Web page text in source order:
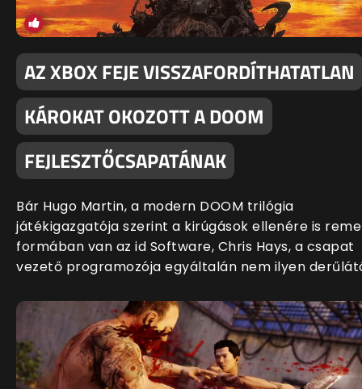
AZ XBOX FEJE VISSZAFORDÍTHATATLAN
KÁROKAT OKOZOTT A DOOM
FEJLESZTŐCSAPATÁNAK
Bár Hugo Martin, a modern DOOM trilógia
játékigazgatója szerint a kirúgások ellenére is
formában van az id Software, Chris Hays, a csapat
vezető programozója egyáltalán nem ilyen